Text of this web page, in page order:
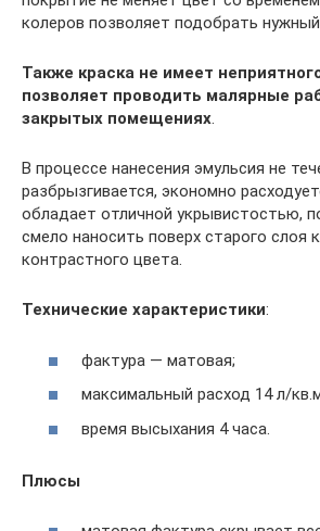
колеров позволяет подобрать
Также краска не имеет
позволяет проводить малярные
закрытых помещениях.
В процессе нанесения эмульсия не
разбрызгивается, экономно
обладает отличной укрывистостью,
смело наносить поверх старого слоя
контрастного цвета.
Технические характеристики:
фактура — матовая;
максимальный расход 14 л/
время высыхания 4 часа.
Плюсы